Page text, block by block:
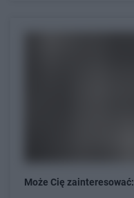
Może Cię zainteresować: